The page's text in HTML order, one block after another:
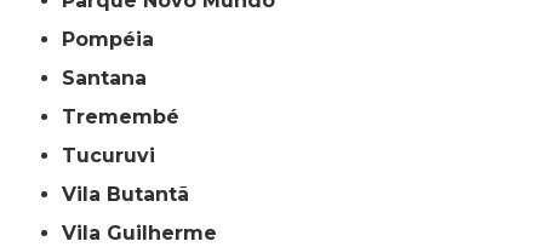
Pompéia
Santana
Tremembé
Tucuruvi
Vila Butantã
Vila Guilherme